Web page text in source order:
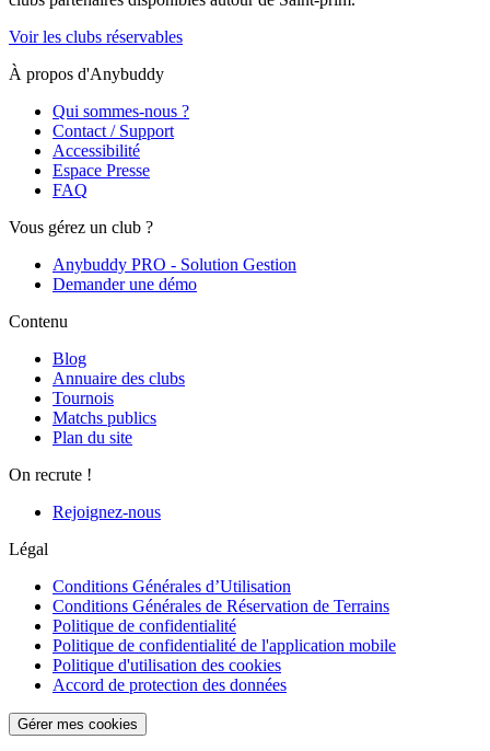
Voir les clubs réservables
À propos d'Anybuddy
Qui sommes-nous ?
Contact / Support
Accessibilité
Espace Presse
FAQ
Vous gérez un club ?
Anybuddy PRO - Solution Gestion
Demander une démo
Contenu
Blog
Annuaire des clubs
Tournois
Matchs publics
Plan du site
On recrute !
Rejoignez-nous
Légal
Conditions Générales d’Utilisation
Conditions Générales de Réservation de Terrains
Politique de confidentialité
Politique de confidentialité de l'application mobile
Politique d'utilisation des cookies
Accord de protection des données
Gérer mes cookies